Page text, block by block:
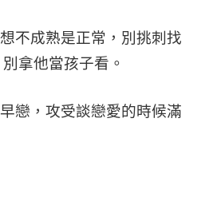
不成熟是正常，別挑刺找
拿他當孩子看。
戀，攻受談戀愛的時候滿